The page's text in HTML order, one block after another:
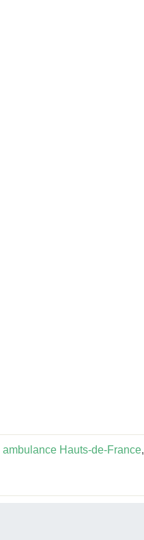
ambulance Hauts-de-France,